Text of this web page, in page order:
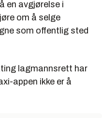
en avgjørelse i
om å selge
som offentlig sted
lagmannsrett har
appen ikke er å